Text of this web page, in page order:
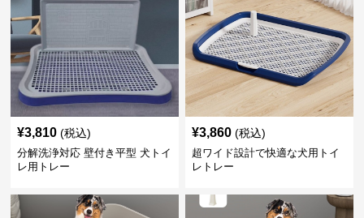
¥3,810 (税込)
分解洗浄対応 壁付き平型 犬トイ
レ用トレー
¥3,860 (税込)
超ワイド設計で快適な犬用トイ
レトレー